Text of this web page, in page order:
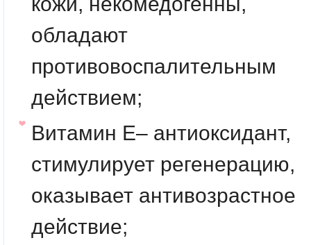
обладают
противовоспалительным
действием;
Витамин Е– антиоксидант,
стимулирует регенерацию,
оказывает антивозрастное
действие;